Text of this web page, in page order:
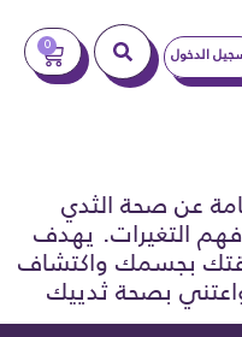
الدخول 0
عن صحة الثدي
التغيرات. يهدف
بجسمك واكتشاف
بصحة ثدييك